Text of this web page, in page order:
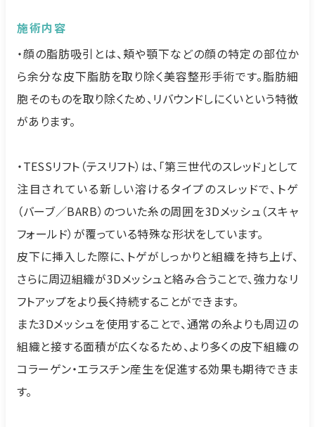
施術内容
・顔の脂肪吸引とは、頬や顎下などの顔の特定の部位か
ら余分な皮下脂肪を取り除く美容整形手術です。脂肪細
胞そのものを取り除くため、リバウンドしにくいという特徴
があります。
・TESSリフト（テスリフト）は、「第三世代のスレッド」として
注目されている新しい溶けるタイプのスレッドで、トゲ
（バーブ／BARB）のついた糸の周囲を3Dメッシュ（スキャ
フォールド）が覆っている特殊な形状をしています。
皮下に挿入した際に、トゲがしっかりと組織を持ち上げ、
さらに周辺組織が3Dメッシュと絡み合うことで、強力なリ
フトアップをより長く持続することができます。
また3Dメッシュを使用することで、通常の糸よりも周辺の
組織と接する面積が広くなるため、より多くの皮下組織の
コラーゲン・エラスチン産生を促進する効果も期待できま
す。